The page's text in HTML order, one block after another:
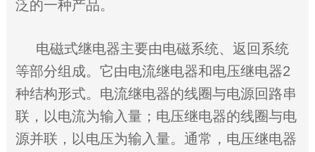
泛的一种产品。
电磁式继电器主要由电磁系统、返回系统
等部分组成。它由电流继电器和电压继电器2
种结构形式。电流继电器的线圈与电源回路串
联，以电流为输入量；电压继电器的线圈与电
源并联，以电压为输入量。通常，电压继电器